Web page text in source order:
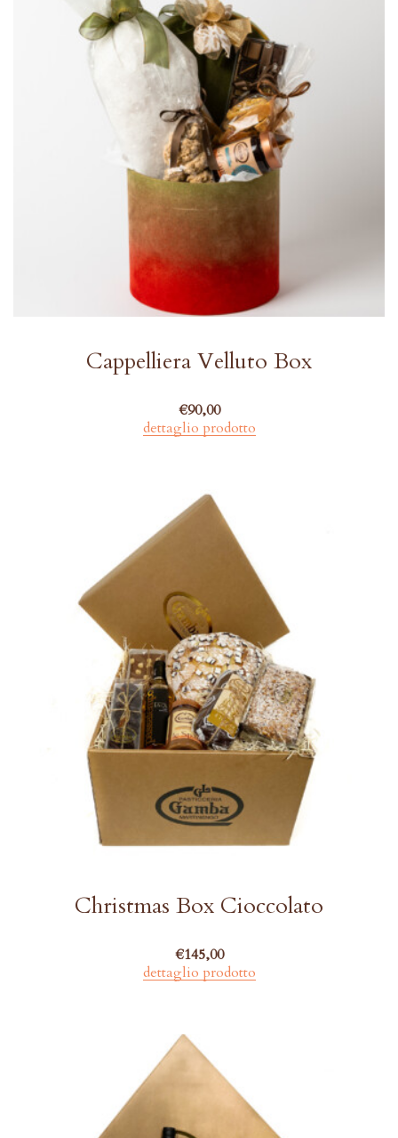
Cappelliera Velluto Box
€90,00
dettaglio prodotto
Christmas Box Cioccolato
€145,00
dettaglio prodotto